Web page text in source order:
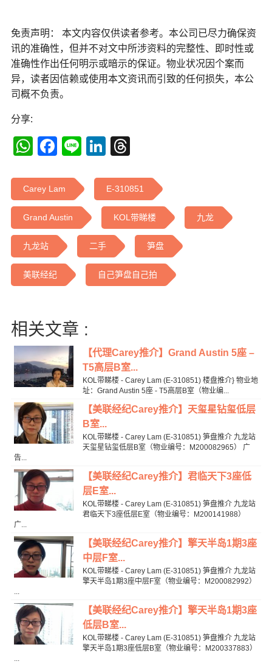
免责声明： 本文内容仅供读者参考。本公司已尽力确保资
讯的准确性，但并不对文中所涉资料的完整性、即时性或
准确性作出任何明示或暗示的保证。物业状况因个案而
异，读者因信赖或使用本文资讯而引致的任何损失，本公
司概不负责。
分享:
WhatsApp
Facebook
LineLinkedIn
Carey Lam E-310851
Grand Austin KOL带睇楼 九龙
九龙站 二手 笋盘
美联经纪 自己笋盘自己拍
相关文章 :
【代理Carey推介】Grand Austin 5座 –
T5高层B室...
KOL带睇楼 - Carey Lam (E-310851) 楼盘推介} 物业地
址：Grand Austin 5座 - T5高层B室（物业编...
【美联经纪Carey推介】天玺星钻玺低层
B室...
KOL带睇楼 - Carey Lam (E-310851) 笋盘推介 九龙站
天玺星钻玺低层B室（物业编号：M200082965） 广
告...
【美联经纪Carey推介】君临天下3座低
层E室...
KOL带睇楼 - Carey Lam (E-310851) 笋盘推介 九龙站
君临天下3座低层E室（物业编号：M200141988）
广...
【美联经纪Carey推介】擎天半岛1期3座
中层F室...
KOL带睇楼 - Carey Lam (E-310851) 笋盘推介 九龙站
擎天半岛1期3座中层F室（物业编号：M200082992）
...
【美联经纪Carey推介】擎天半岛1期3座
低层B室...
KOL带睇楼 - Carey Lam (E-310851) 笋盘推介 九龙站
擎天半岛1期3座低层B室（物业编号：M200337883）
...